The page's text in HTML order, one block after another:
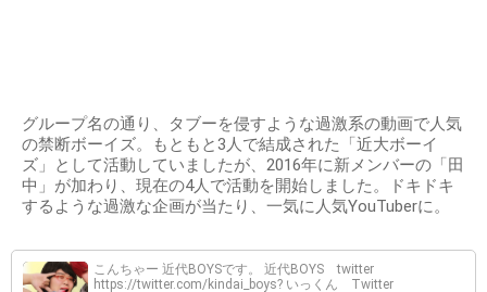
グループ名の通り、タブーを侵すような過激系の動画で人気
の禁断ボーイズ。もともと3人で結成された「近大ボーイ
ズ」として活動していましたが、2016年に新メンバーの「田
中」が加わり、現在の4人で活動を開始しました。ドキドキ
するような過激な企画が当たり、一気に人気YouTuberに。
こんちゃー 近代BOYSです。 近代BOYS twitter
https://twitter.com/kindai_boys? いっくん Twitter